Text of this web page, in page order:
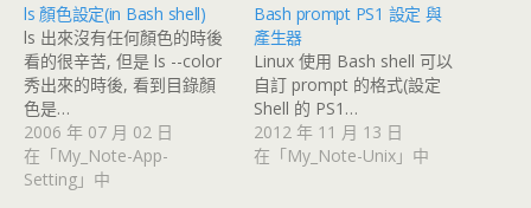
ls 顏色設定(in Bash shell)
ls 出來沒有任何顏色的時後
看的很辛苦, 但是 ls --color
秀出來的時後, 看到目錄顏
色是…
2006 年 07 月 02 日
在「My_Note-App-
Setting」中
Bash prompt PS1 設定 與
產生器
Linux 使用 Bash shell 可以
自訂 prompt 的格式(設定
Shell 的 PS1…
2012 年 11 月 13 日
在「My_Note-Unix」中